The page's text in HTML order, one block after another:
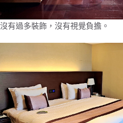
沒有過多裝飾，沒有視覺負擔。